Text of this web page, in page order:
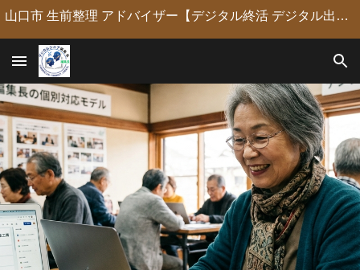
山口市 生前整理 アドバイザー【デジタル終活 デジタル出版 デジタルシニア編集長】定年後の人生の物語を「最高のデジタル資産」に編集・昇華。 古いネガやVHSのデジタル化からプロの構成による自分史動画制作、終活事務までトータルサポート。 長年のキャリアを持つプロがあなたの想いの継承を全力で支援します。